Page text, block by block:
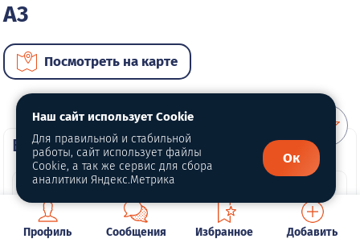
A3
Посмотреть на карте
ВИП автомобили
Профиль Сообщения Избранное Добавить
Наш сайт использует Cookie
Для правильной и стабильной
работы, сайт использует файлы
Cookie, а так же сервис для сбора
аналитики Яндекс.Метрика
Ок